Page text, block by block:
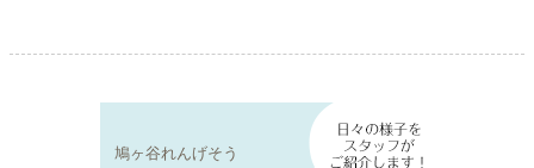
鳩ヶ谷れんげそう